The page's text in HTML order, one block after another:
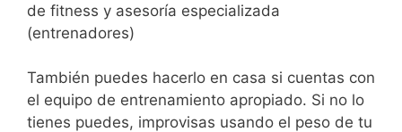
de fitness y asesoría especializada
(entrenadores)
También puedes hacerlo en casa si cuentas con
el equipo de entrenamiento apropiado. Si no lo
tienes puedes, improvisas usando el peso de tu